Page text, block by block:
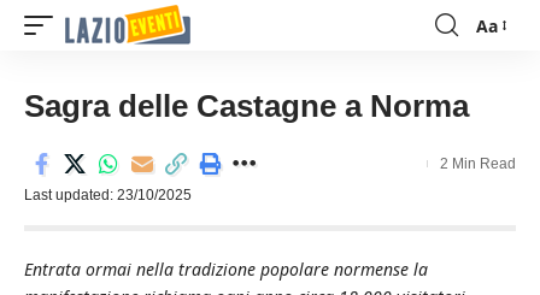
Font
Aa
Sagra delle Castagne a Norma
Last updated: 23/10/2025
2 Min Read
Entrata ormai nella tradizione popolare normense la